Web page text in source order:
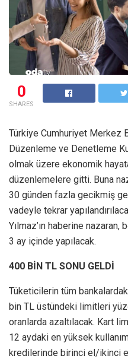
0
SHARES
Türkiye Cumhuriyet Merkez
Düzenleme ve Denetleme
olmak üzere ekonomik
düzenlemelere gitti. Buna
30 günden fazla gecikmiş
vadeyle tekrar
Yılmaz’ın haberine nazaran,
3 ay içinde yapılacak.
400 BİN TL SONU GELDİ
Tüketicilerin tüm
bin TL üstündeki limitleri
oranlarda azaltılacak. Kart
12 aydaki en yüksek
kredilerinde birinci el/ikinci el